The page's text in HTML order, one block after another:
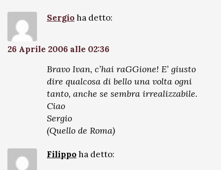
Sergioha detto:
26 Aprile 2006 alle 02:36
Bravo Ivan, c’hai raGGione! E’ giusto
dire qualcosa di bello una volta ogni
tanto, anche se sembra irrealizzabile.
Ciao
Sergio
(Quello de Roma)
Filippoha detto: